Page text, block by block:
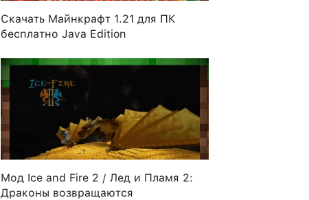
Скачать Майнкрафт 1.21 для ПК
бесплатно Java Edition
Мод Ice and Fire 2 / Лед и Пламя 2:
Драконы возвращаются